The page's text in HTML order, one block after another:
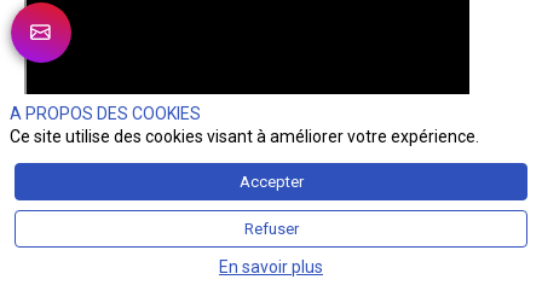
A PROPOS DES COOKIES
Ce site utilise des cookies visant à améliorer votre expérience.
Accepter
Refuser
En savoir plus